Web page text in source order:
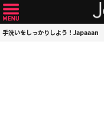
手洗いをしっかりしよう！Japaaan